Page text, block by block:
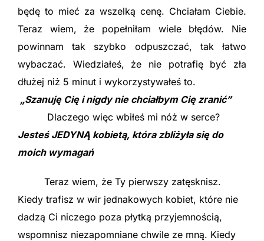
będę to mieć za wszelką cenę. Chciałam Ciebie.
Teraz wiem, że popełniłam wiele błędów. Nie
powinnam tak szybko odpuszczać, tak łatwo
wybaczać. Wiedziałeś, że nie potrafię być zła
dłużej niż 5 minut i wykorzystywałeś to.
„Szanuję Cię i nigdy nie chciałbym Cię zranić”
Dlaczego więc wbiłeś mi nóż w serce?
Jesteś JEDYNĄ kobietą, która zbliżyła się do
moich wymagań
Teraz wiem, że Ty pierwszy zatęsknisz.
Kiedy trafisz w wir jednakowych kobiet, które nie
dadzą Ci niczego poza płytką przyjemnością,
wspomnisz niezapomniane chwile ze mną. Kiedy